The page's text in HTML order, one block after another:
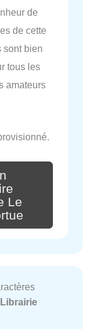
de
de cette
sont bien
tous les
amateurs
Le
Librairie